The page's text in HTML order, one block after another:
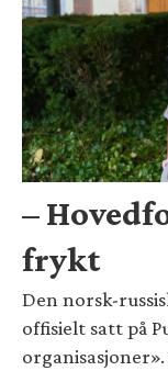
–
frykt
Den norsk-
offisielt satt på